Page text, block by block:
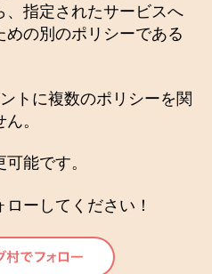
、指定されたサービスへ
の別のポリシーである
トに複数のポリシーを関
。
能です。
ーしてください！